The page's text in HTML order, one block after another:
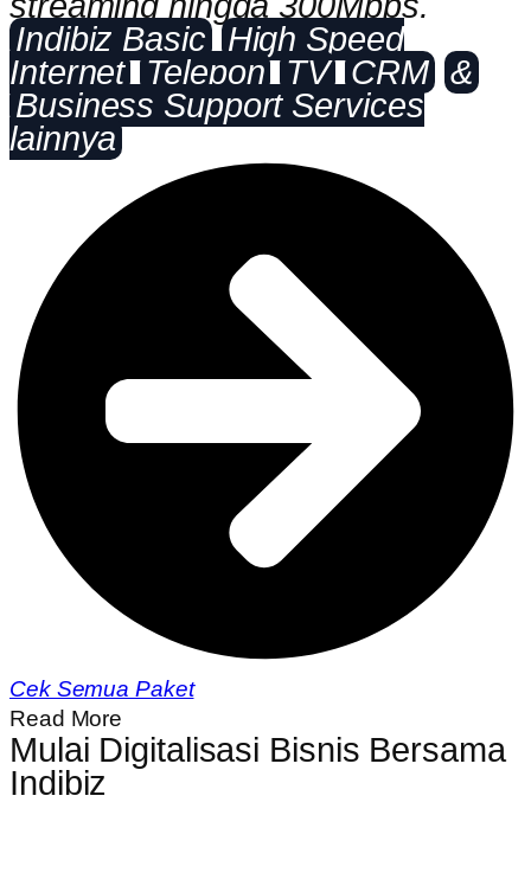
Indibiz Basic
High Speed
Internet
Telepon TV CRM &
Business Support Services
lainnya
Cek Semua Paket
Read More
Mulai Digitalisasi Bisnis Bersama
Indibiz